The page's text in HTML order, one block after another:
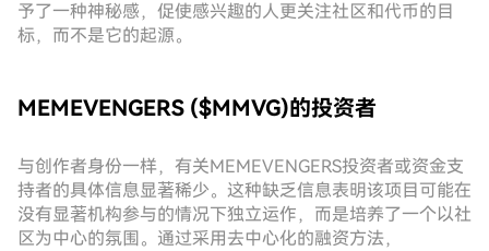
予了一种神秘感，促使感兴趣的人更关注社区和代币的目
标，而不是它的起源。
MEMEVENGERS ($MMVG)的投资者
与创作者身份一样，有关MEMEVENGERS投资者或资金支
持者的具体信息显著稀少。这种缺乏信息表明该项目可能在
没有显著机构参与的情况下独立运作，而是培养了一个以社
区为中心的氛围。通过采用去中心化的融资方法，